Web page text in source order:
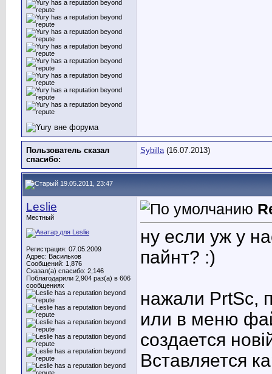
Пользователь сказал
cпасибо:
Sybilla(16.07.2013)
19.05.2011, 23:47
Leslie
Местный
Регистрация: 07.05.2009
Адрес: Васильков
Сообщений: 1,876
Сказал(а) спасибо: 2,146
Поблагодарили 2,904 раз(а) в 606
сообщениях
ну если уж у
пайнт? :)
нажали PrtSc,
или в меню
создается
Вставляется